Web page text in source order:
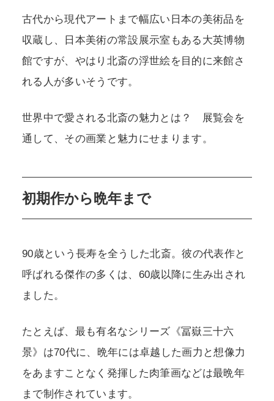
古代から現代アートまで幅広い日本の美術品を
収蔵し、日本美術の常設展示室もある大英博物
館ですが、やはり北斎の浮世絵を目的に来館さ
れる人が多いそうです。
世界中で愛される北斎の魅力とは？ 展覧会を
通して、その画業と魅力にせまります。
初期作から晩年まで
90歳という長寿を全うした北斎。彼の代表作と
呼ばれる傑作の多くは、60歳以降に生み出され
ました。
たとえば、最も有名なシリーズ《冨嶽三十六
景》は70代に、晩年には卓越した画力と想像力
をあますことなく発揮した肉筆画などは最晩年
まで制作されています。